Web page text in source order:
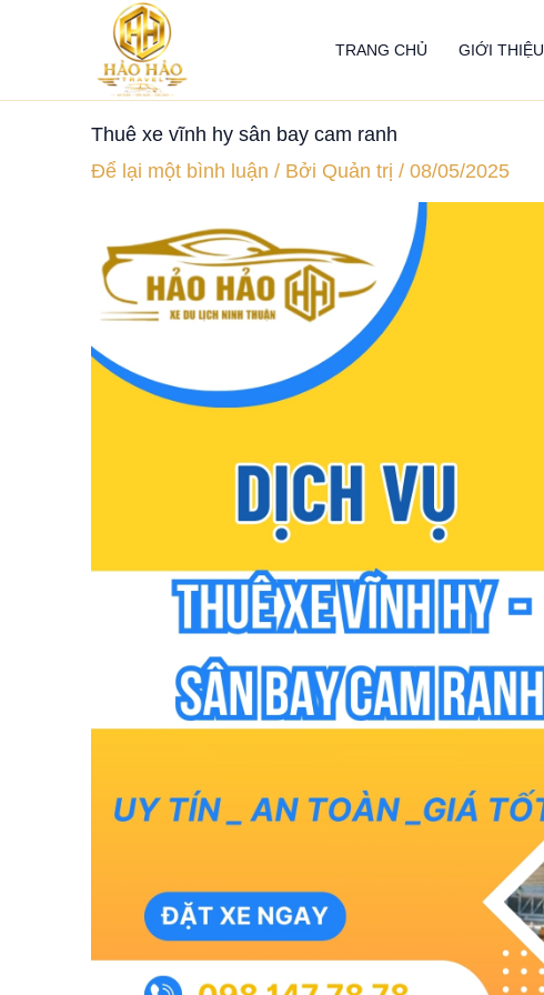
dung
TRANG CHỦ GIỚI THIỆU
Thuê xe vĩnh hy sân bay cam ranh
Để lại một bình luận / Bởi Quản trị / 08/05/2025